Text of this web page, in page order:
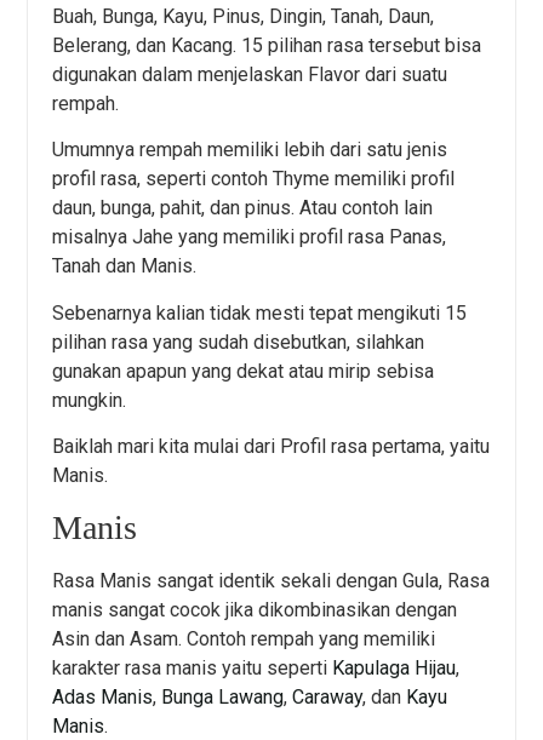
Buah, Bunga, Kayu, Pinus, Dingin, Tanah, Daun,
Belerang, dan Kacang. 15 pilihan rasa tersebut bisa
digunakan dalam menjelaskan Flavor dari suatu
rempah.
Umumnya rempah memiliki lebih dari satu jenis
profil rasa, seperti contoh Thyme memiliki profil
daun, bunga, pahit, dan pinus. Atau contoh lain
misalnya Jahe yang memiliki profil rasa Panas,
Tanah dan Manis.
Sebenarnya kalian tidak mesti tepat mengikuti 15
pilihan rasa yang sudah disebutkan, silahkan
gunakan apapun yang dekat atau mirip sebisa
mungkin.
Baiklah mari kita mulai dari Profil rasa pertama, yaitu
Manis.
Manis
Rasa Manis sangat identik sekali dengan Gula, Rasa
manis sangat cocok jika dikombinasikan dengan
Asin dan Asam. Contoh rempah yang memiliki
karakter rasa manis yaitu seperti Kapulaga Hijau,
Adas Manis, Bunga Lawang,Caraway, dan Kayu
Manis.